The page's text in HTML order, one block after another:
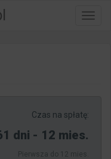
Włącz
Czas na spłatę:
dni - 12 mies.
Pierwsza do 12 mies.